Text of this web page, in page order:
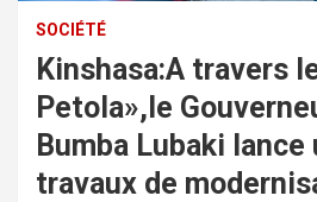
SOCIÉTÉ
Kinshasa:A travers
Petola»,le
Bumba Lubaki
travaux de